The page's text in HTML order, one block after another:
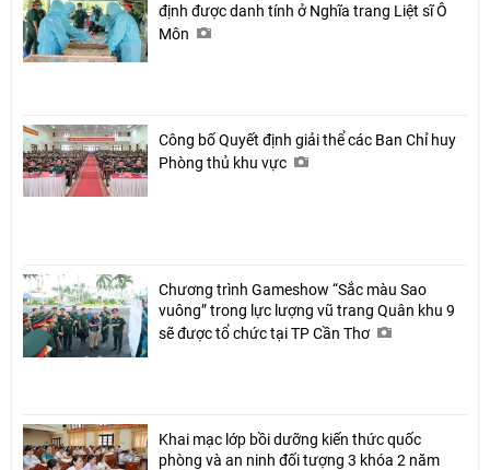
định được danh tính ở Nghĩa trang Liệt sĩ Ô
Môn
Công bố Quyết định giải thể các Ban Chỉ huy
Phòng thủ khu vực
Chương trình Gameshow “Sắc màu Sao
vuông” trong lực lượng vũ trang Quân khu 9
sẽ được tổ chức tại TP Cần Thơ
Khai mạc lớp bồi dưỡng kiến thức quốc
phòng và an ninh đối tượng 3 khóa 2 năm